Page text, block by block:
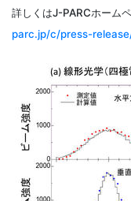
詳しくはJ-PARCホーム
parc.jp/c/press-